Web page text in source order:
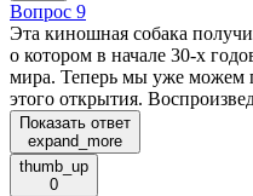
Вопрос 9
Эта киношная собака
о котором в начале 30-х
мира. Теперь мы уже можем
этого открытия.
Показать ответ
expand_more
thumb_up
0